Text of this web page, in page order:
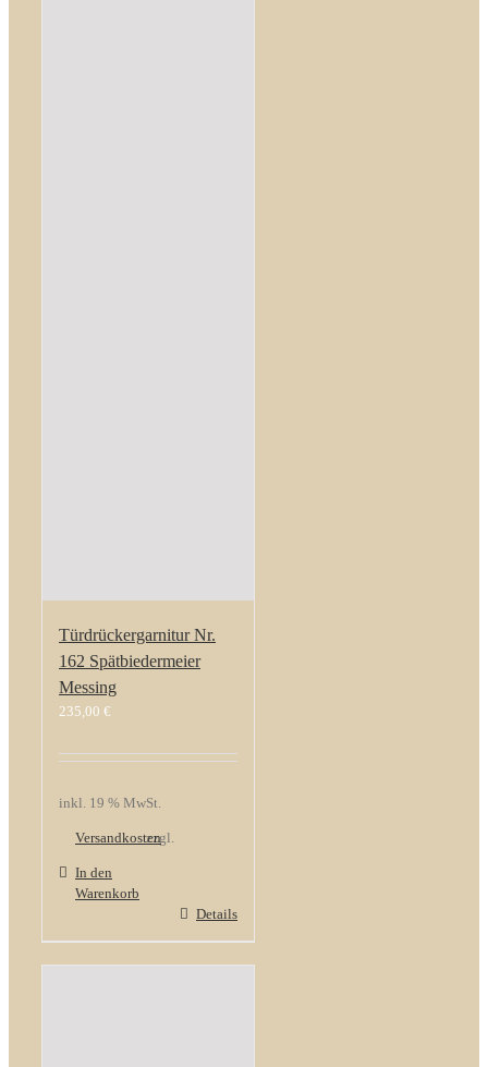
Türdrückergarnitur Nr.
162 Spätbiedermeier
Messing
235,00 €
inkl. 19 % MwSt.
zzgl.
Versandkosten
In den
Warenkorb
Details